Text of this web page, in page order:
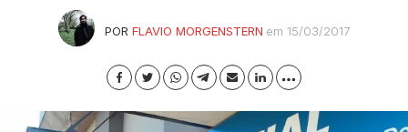
POR FLAVIO MORGENSTERN em 15/03/2017